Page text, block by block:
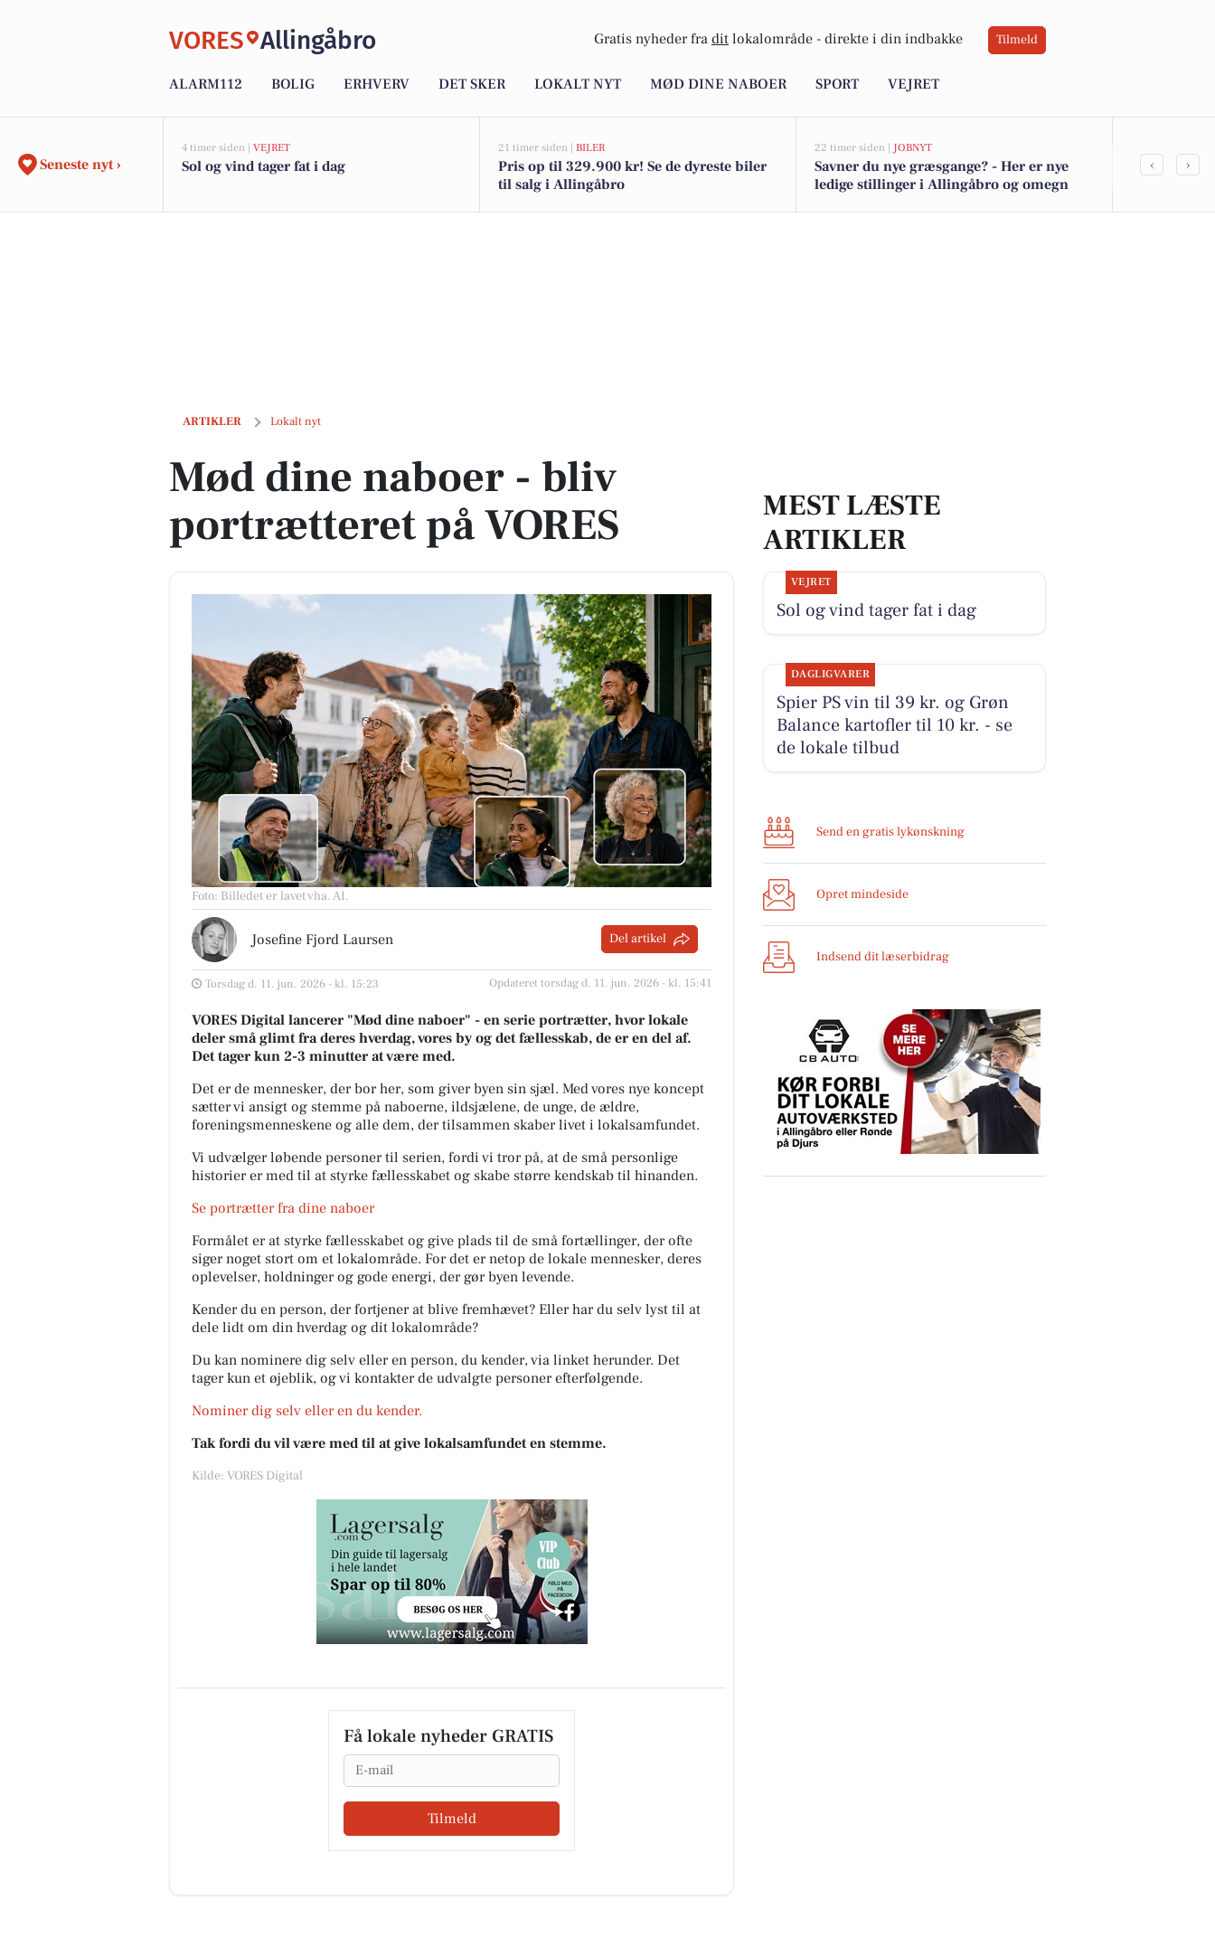
VORES Allingåbro Gratis nyheder fra dit lokalområde - direkte i din indbakke Tilmeld
ALARM112 BOLIG ERHVERV DET SKER LOKALT NYT MØD DINE NABOER SPORT VEJRET
Seneste nyt ›
4 timer siden | VEJRET
Sol og vind tager fat i dag
21 timer siden | BILER
Pris op til 329.900 kr! Se de dyreste biler
til salg i Allingåbro
22 timer siden | JOBNYT
Savner du nye græsgange? - Her er nye
ledige stillinger i Allingåbro og omegn
Top 6 over
‹ ›
ARTIKLER Lokalt nyt
Mød dine naboer - bliv portrætteret på VORES
Mød dine naboer - bliv
portrætteret på VORES
Foto: Billedet er lavet vha. AI.
Josefine Fjord Laursen Del artikel
Torsdag d. 11. jun. 2026 - kl. 15:23 Opdateret torsdag d. 11. jun. 2026 - kl. 15:41
VORES Digital lancerer "Mød dine naboer" - en serie portrætter, hvor lokale
deler små glimt fra deres hverdag, vores by og det fællesskab, de er en del af.
Det tager kun 2-3 minutter at være med.
Det er de mennesker, der bor her, som giver byen sin sjæl. Med vores nye koncept
sætter vi ansigt og stemme på naboerne, ildsjælene, de unge, de ældre,
foreningsmenneskene og alle dem, der tilsammen skaber livet i lokalsamfundet.
Vi udvælger løbende personer til serien, fordi vi tror på, at de små personlige
historier er med til at styrke fællesskabet og skabe større kendskab til hinanden.
Se portrætter fra dine naboer
Formålet er at styrke fællesskabet og give plads til de små fortællinger, der ofte
siger noget stort om et lokalområde. For det er netop de lokale mennesker, deres
oplevelser, holdninger og gode energi, der gør byen levende.
Kender du en person, der fortjener at blive fremhævet? Eller har du selv lyst til at
dele lidt om din hverdag og dit lokalområde?
Du kan nominere dig selv eller en person, du kender, via linket herunder. Det
tager kun et øjeblik, og vi kontakter de udvalgte personer efterfølgende.
Nominer dig selv eller en du kender.
Tak fordi du vil være med til at give lokalsamfundet en stemme.
Kilde: VORES Digital
Få lokale nyheder GRATIS
Email
Tilmeld
MEST LÆSTE
ARTIKLER
VEJRET
Sol og vind tager fat i dag
DAGLIGVARER
Spier PS vin til 39 kr. og Grøn
Balance kartofler til 10 kr. - se
de lokale tilbud
Send en gratis lykønskning
Opret mindeside
Indsend dit læserbidrag